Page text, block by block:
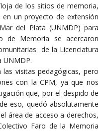
de los sitios de memoria,
un proyecto de extensión
del Plata (UNMDP) para
de Memoria se acercaron
de la Licenciatura
UNMDP.
visitas pedagógicas, pero
con la CPM, ya que nos
que, por el despido de
eso, quedó absolutamente
área de acceso a derechos,
Faro de la Memoria